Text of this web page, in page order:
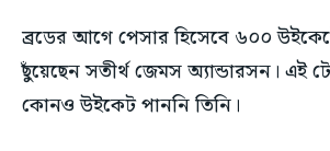
ভ্রমণ
subscription.
SUBSCRIBE
ভ্রমণ
ভ্রমণ
ভ্রমণ
ব্রডের আগে পেসার হিসেবে ৬০০
ছুঁয়েছেন সতীর্থ জেমস অ্যান্ডারসন। এই
কোনও উইকেট পাননি তিনি।